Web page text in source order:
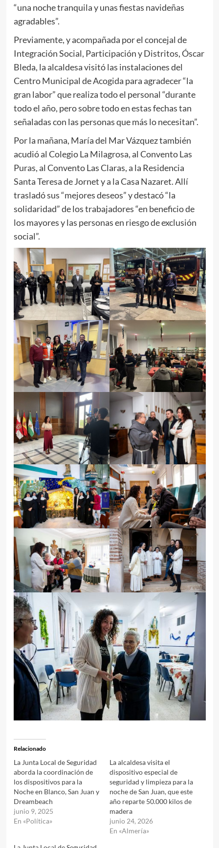
“una noche tranquila y unas fiestas navideñas
agradables”.
Previamente, y acompañada por el concejal de
Integración Social, Participación y Distritos, Óscar
Bleda, la alcaldesa visitó las instalaciones del
Centro Municipal de Acogida para agradecer “la
gran labor” que realiza todo el personal “durante
todo el año, pero sobre todo en estas fechas tan
señaladas con las personas que más lo necesitan”.
Por la mañana, María del Mar Vázquez también
acudió al Colegio La Milagrosa, al Convento Las
Puras, al Convento Las Claras, a la Residencia
Santa Teresa de Jornet y a la Casa Nazaret. Allí
trasladó sus “mejores deseos” y destacó “la
solidaridad” de los trabajadores “en beneficio de
los mayores y las personas en riesgo de exclusión
social”.
Relacionado
La Junta Local de Seguridad
aborda la coordinación de
los dispositivos para la
Noche en Blanco, San Juan y
Dreambeach
junio 9, 2025
En «Política»
La alcaldesa visita el
dispositivo especial de
seguridad y limpieza para la
noche de San Juan, que este
año reparte 50.000 kilos de
madera
junio 24, 2026
En «Almería»